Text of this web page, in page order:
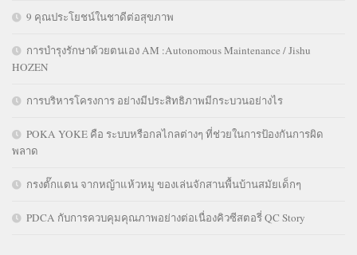
9 คุณประโยชน์ในชาดีต่อสุขภาพ
การบำรุงรักษาด้วยตนเอง AM :Autonomous Maintenance / Jishu
HOZEN
การบริหารโครงการ อย่างมีประสิทธิภาพมีกระบวนอย่างไร
POKA YOKE คือ ระบบหรือกลไกลต่างๆ ที่ช่วยในการป้องกันการผิด
พลาด
กรงตั๊กแตน จากหญ้าแห้วหมู ของเล่นจักสานพื้นบ้านสมัยเด็กๆ
PDCA กับการควบคุมคุณภาพอย่างต่อเนื่องคิวซีสตอรี่ QC Story